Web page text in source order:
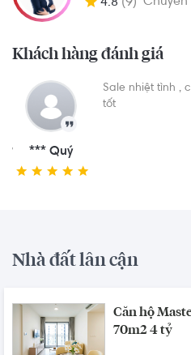
Khách hàng đánh giá
hổ trợ
12/07/2023
Nhà đất lân cận
Căn hộ
70m2 4 tỷ